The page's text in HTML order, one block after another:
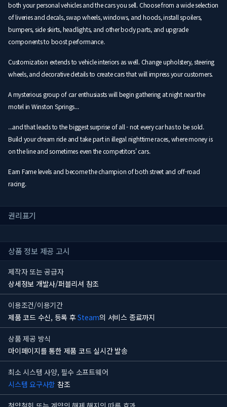
both your personal vehicles and the cars you sell. Choose from a wide selection
of liveries and decals, swap wheels, windows, and hoods, install spoilers,
bumpers, side skirts, headlights, and other body parts, and upgrade
components to boost performance.
Customization extends to vehicle interiors as well. Change upholstery, steering
wheels, and decorative details to create cars that will impress your customers.
A mysterious group of car enthusiasts will begin gathering at night near the
motel in Winston Springs...
...and that leads to the biggest surprise of all - not every car has to be sold.
Build your dream ride and take part in illegal nighttime races, where money is
on the line and sometimes even the competitors' cars.
Earn Fame levels and become the champion of both street and off-road
racing.
권리표기
상품 정보 제공 고시
제작자 또는 공급자
상세정보 개발사/퍼블리셔 참조
이용조건/이용기간
제품 코드 수신, 등록 후Steam의 서비스 종료까지
상품 제공 방식
마이페이지를 통한 제품 코드 실시간 발송
최소 시스템 사양, 필수 소프트웨어
시스템 요구사항 참조